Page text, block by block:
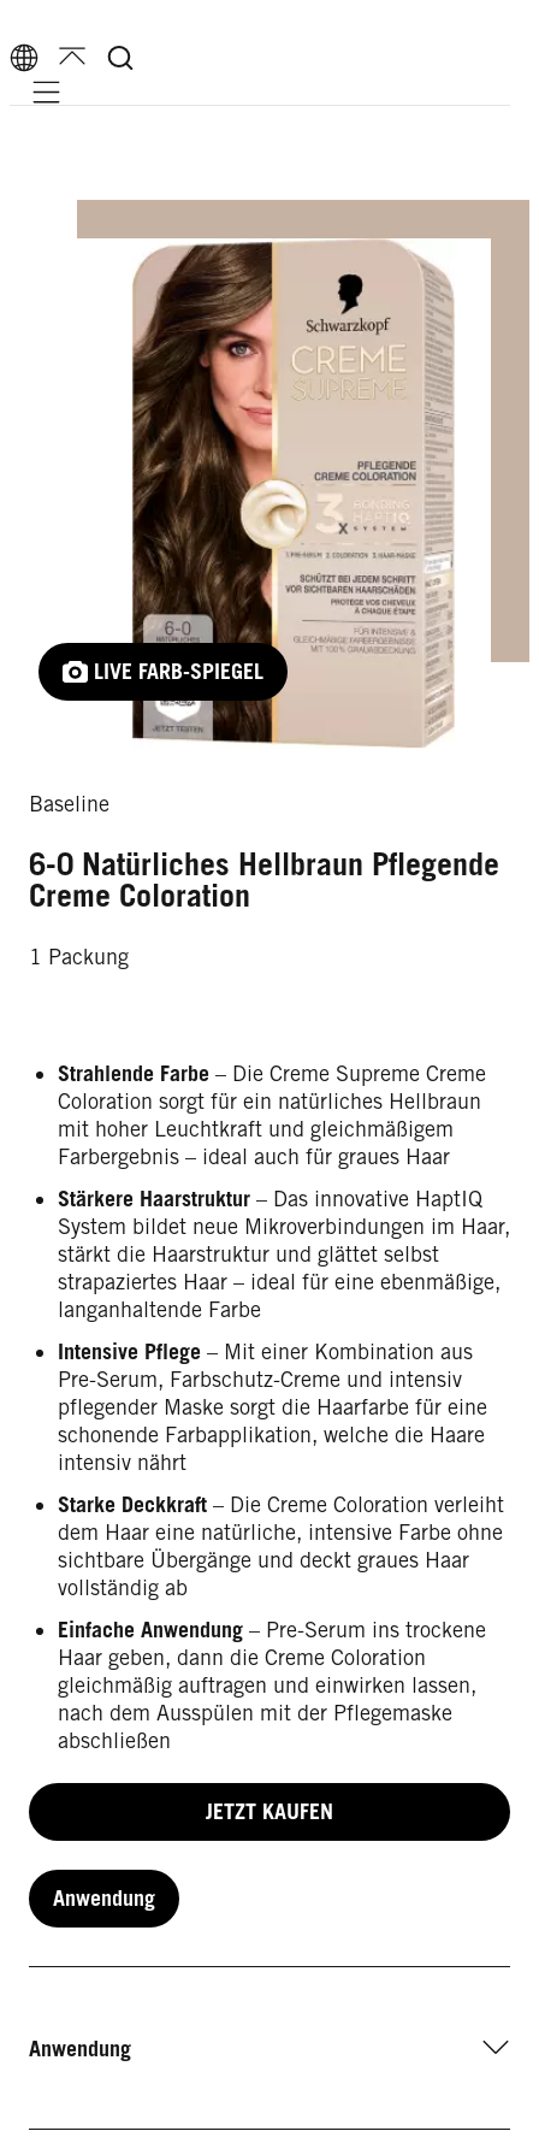
Mobile navigation
LIVE FARB-SPIEGEL
Baseline
6-0 Natürliches Hellbraun Pflegende
Creme Coloration
1 Packung
Strahlende Farbe – Die Creme Supreme Creme
Coloration sorgt für ein natürliches Hellbraun
mit hoher Leuchtkraft und gleichmäßigem
Farbergebnis – ideal auch für graues Haar
Stärkere Haarstruktur – Das innovative HaptIQ
System bildet neue Mikroverbindungen im Haar,
stärkt die Haarstruktur und glättet selbst
strapaziertes Haar – ideal für eine ebenmäßige,
langanhaltende Farbe
Intensive Pflege – Mit einer Kombination aus
Pre-Serum, Farbschutz-Creme und intensiv
pflegender Maske sorgt die Haarfarbe für eine
schonende Farbapplikation, welche die Haare
intensiv nährt
Starke Deckkraft – Die Creme Coloration verleiht
dem Haar eine natürliche, intensive Farbe ohne
sichtbare Übergänge und deckt graues Haar
vollständig ab
Einfache Anwendung – Pre-Serum ins trockene
Haar geben, dann die Creme Coloration
gleichmäßig auftragen und einwirken lassen,
nach dem Ausspülen mit der Pflegemaske
abschließen
JETZT KAUFEN
Anwendung
Anwendung